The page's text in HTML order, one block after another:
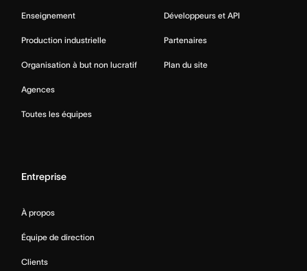
Enseignement
Production industrielle
Organisation à but non lucratif
Agences
Toutes les équipes
Développeurs et API
Partenaires
Plan du site
Entreprise
À propos
Équipe de direction
Clients